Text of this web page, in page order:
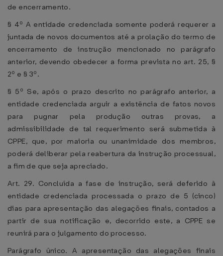
de encerramento.
§ 4º A entidade credenciada somente poderá requerer a
juntada de novos documentos até a prolação do termo de
encerramento de instrução mencionado no parágrafo
anterior, devendo obedecer a forma prevista no art. 25, §
2º e § 3º.
§ 5º Se, após o prazo descrito no parágrafo anterior, a
entidade credenciada arguir a existência de fatos novos
para pugnar pela produção outras provas, a
admissibilidade de tal requerimento será submetida à
CPPE, que, por maioria ou unanimidade dos membros,
poderá deliberar pela reabertura da instrução processual,
a fim de que seja apreciado.
Art. 29. Concluída a fase de instrução, será deferido à
entidade credenciada processada o prazo de 5 (cinco)
dias para apresentação das alegações finais, contados a
partir de sua notificação e, decorrido este, a CPPE se
reunirá para o julgamento do processo.
Parágrafo único. A apresentação das alegações finais